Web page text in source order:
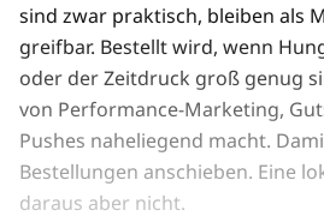
sind zwar praktisch, bleiben als
greifbar. Bestellt wird, wenn
oder der Zeitdruck groß genug
von Performance-Marketing,
Pushes naheliegend macht.
Bestellungen anschieben. Eine
daraus aber nicht.